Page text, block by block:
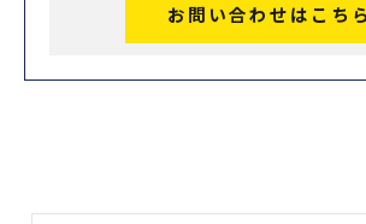
お問い合わせはこちら